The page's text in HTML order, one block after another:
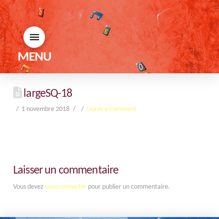
MENU
largeSQ-18
1 novembre 2018 Leave a Comment
Laisser un commentaire
Vous devez vous connecterpour publier un commentaire.